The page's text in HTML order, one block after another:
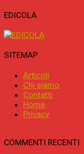
EDICOLA
SITEMAP
Articoli
Chi siamo
Contatti
Home
Privacy
COMMENTI RECENTI